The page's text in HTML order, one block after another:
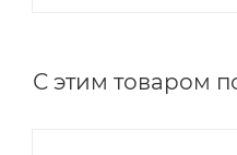
С этим товаром